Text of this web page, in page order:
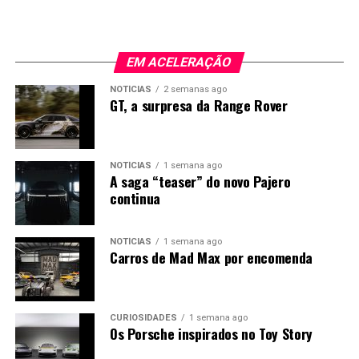
Os preços arrancam nos 81.475 euros, sem IVA, para a
configuração de cinco lugares. A variante de seis lugares
custa 81.891 euros, enquanto a versão de sete lugares
está disponível a partir de 82.369 euros, também sem
IVA.
EM ACELERAÇÃO
NOTÍCIAS 2 semanas ago
GT, a surpresa da Range Rover
NOTÍCIAS 1 semana ago
A saga “teaser” do novo Pajero
continua
NOTÍCIAS 1 semana ago
Carros de Mad Max por encomenda
CURIOSIDADES 1 semana ago
Os Porsche inspirados no Toy Story